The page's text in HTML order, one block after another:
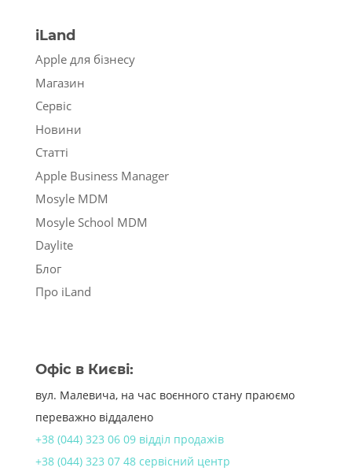
iLand
Apple для бізнесу
Магазин
Сервіс
Новини
Статті
Apple Business Manager
Mosyle MDM
Mosyle School MDM
Daylite
Блог
Про iLand
Офіс в Києві:
вул. Малевича, на час воєнного стану праюємо
переважно віддалено
+38 (044) 323 06 09 відділ продажів
+38 (044) 323 07 48 сервісний центр